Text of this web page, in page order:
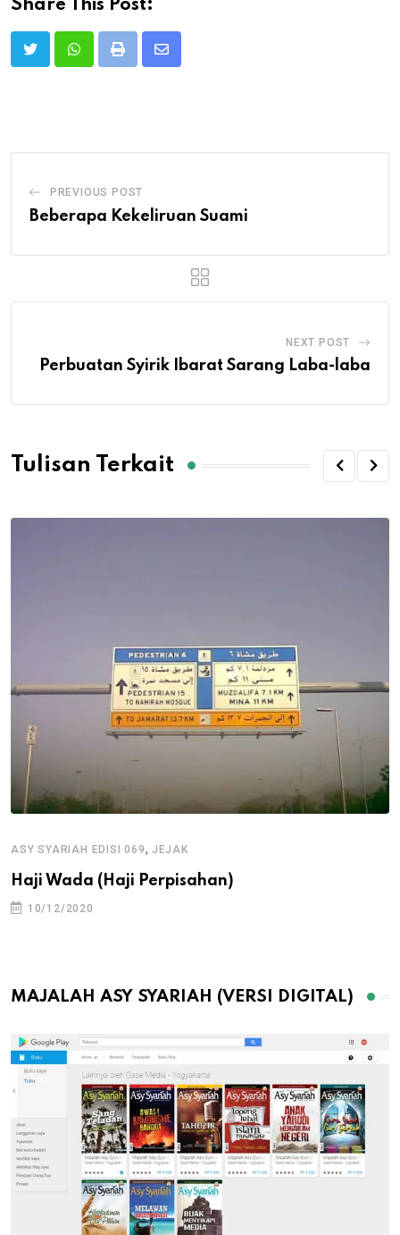
Share This Post:
Print
Share
PREVIOUS POST
Beberapa Kekeliruan Suami
NEXT POST
Perbuatan Syirik Ibarat Sarang Laba-laba
Tulisan Terkait
ASY SYARIAH EDISI 069, JEJAK
Haji Wada (Haji Perpisahan)
10/12/2020
MAJALAH ASY SYARIAH (VERSI DIGITAL)